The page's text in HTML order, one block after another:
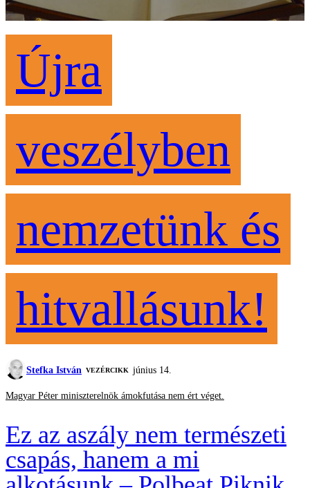
Újra
veszélyben
nemzetünk és
hitvallásunk!
Stefka István VEZÉRCIKK június 14.
Magyar Péter miniszterelnök ámokfutása nem ért véget.
Ez az aszály nem természeti
csapás, hanem a mi